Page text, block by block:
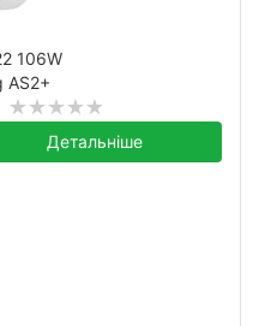
106W
AS2+
Детальніше